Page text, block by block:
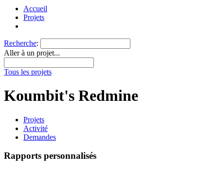
Accueil
Projets
Recherche:
Aller à un projet...
Tous les projets
Koumbit's Redmine
Projets
Activité
Demandes
Rapports personnalisés